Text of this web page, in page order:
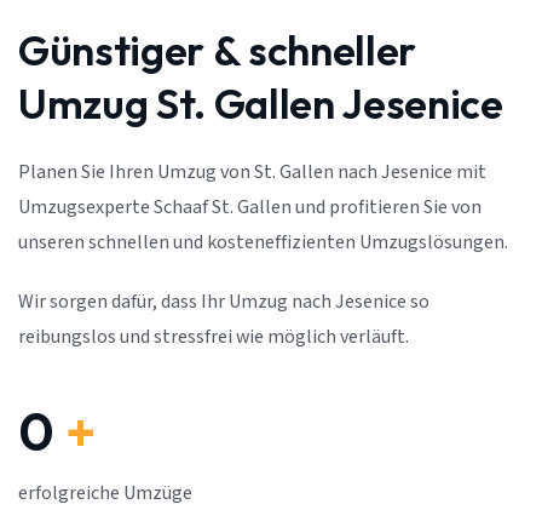
Günstiger & schneller
Umzug St. Gallen Jesenice
Planen Sie Ihren Umzug von St. Gallen nach Jesenice mit
Umzugsexperte Schaaf St. Gallen und profitieren Sie von
unseren schnellen und kosteneffizienten Umzugslösungen.
Wir sorgen dafür, dass Ihr Umzug nach Jesenice so
reibungslos und stressfrei wie möglich verläuft.
0 +
erfolgreiche Umzüge